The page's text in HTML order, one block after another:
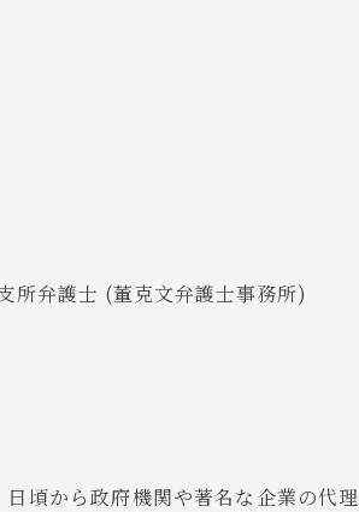
弁護士 (董克文弁護士事務所)
頃から政府機関や著名な企業の代